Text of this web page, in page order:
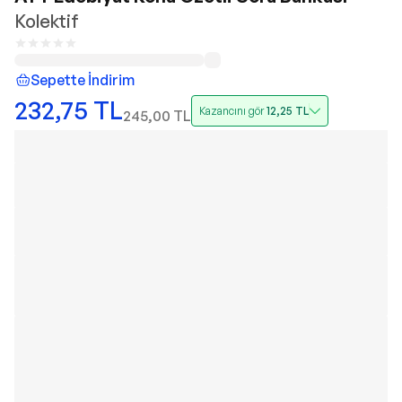
Kolektif
Sepette İndirim
232,75 TL245,00 TL Kazancını gör12,25 TL